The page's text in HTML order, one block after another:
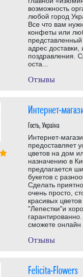
возможность
любой город
Все что вам
конфеты или
адрес доставки,
поздравления.
оста...
Отзывы
Интернет-
Гость, Україна
Интернет-
предоставляет
цветов на дом
назначению в
предлагается
букетов с
Сделать
очень просто,
красивых
"Лепестки"и
сможете онлайн
Отзывы
Felicita-Flowers